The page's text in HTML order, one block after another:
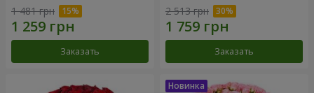
1 481 грн
Заказать
2 513 грн
Заказать